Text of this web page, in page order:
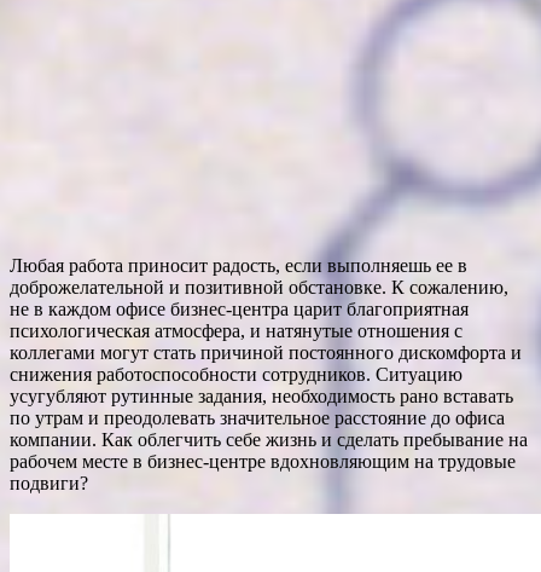
Любая работа приносит радость, если выполняешь ее в
доброжелательной и позитивной обстановке. К сожалению,
не в каждом офисе бизнес-центра царит благоприятная
психологическая атмосфера, и натянутые отношения с
коллегами могут стать причиной постоянного дискомфорта и
снижения работоспособности сотрудников. Ситуацию
усугубляют рутинные задания, необходимость рано вставать
по утрам и преодолевать значительное расстояние до офиса
компании. Как облегчить себе жизнь и сделать пребывание на
рабочем месте в бизнес-центре вдохновляющим на трудовые
подвиги?